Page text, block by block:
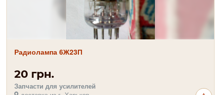
Радиолампа 6Ж23П
20 грн.
Запчасти для усилителей